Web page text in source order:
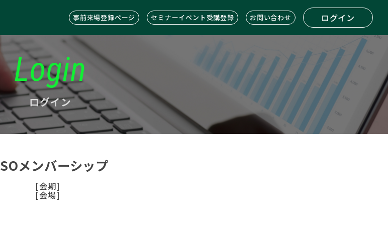
事前来場登録ページ セミナーイベント受講登録 お問い合わせ ログイン
Login
ログイン
メンバーシップ
[会期]
[会場]